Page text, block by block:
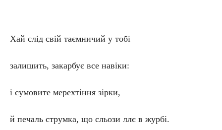
Хай слід свій таємничий у тобі
залишить, закарбує все навіки:
і сумовите мерехтіння зірки,
й печаль струмка, що сльози ллє в журбі.